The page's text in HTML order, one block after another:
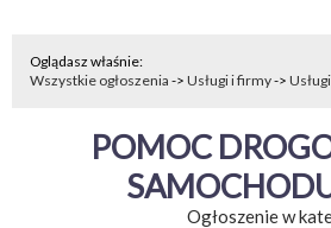
Oglądasz właśnie:
Wszystkie ogłoszenia -> Usługi i firmy->
POMOC
Ogłoszenie w